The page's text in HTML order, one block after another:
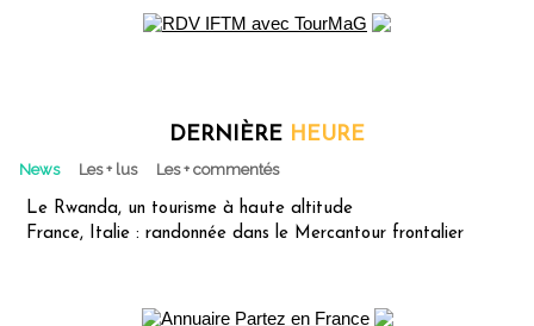
DERNIÈRE HEURE
News Les + lus Les + commentés
Le Rwanda, un tourisme à haute altitude
France, Italie : randonnée dans le Mercantour frontalier